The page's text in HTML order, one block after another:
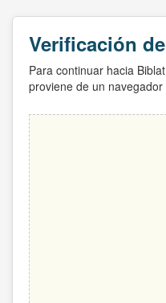
Verificación
Para continuar hacia
proviene de un